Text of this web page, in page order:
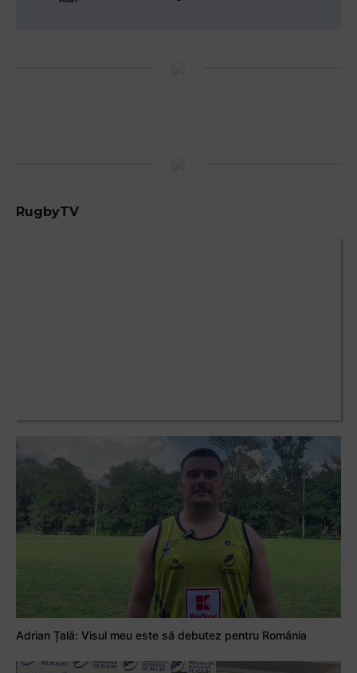
RugbyTV
Adrian Țală: Visul meu este să debutez pentru România